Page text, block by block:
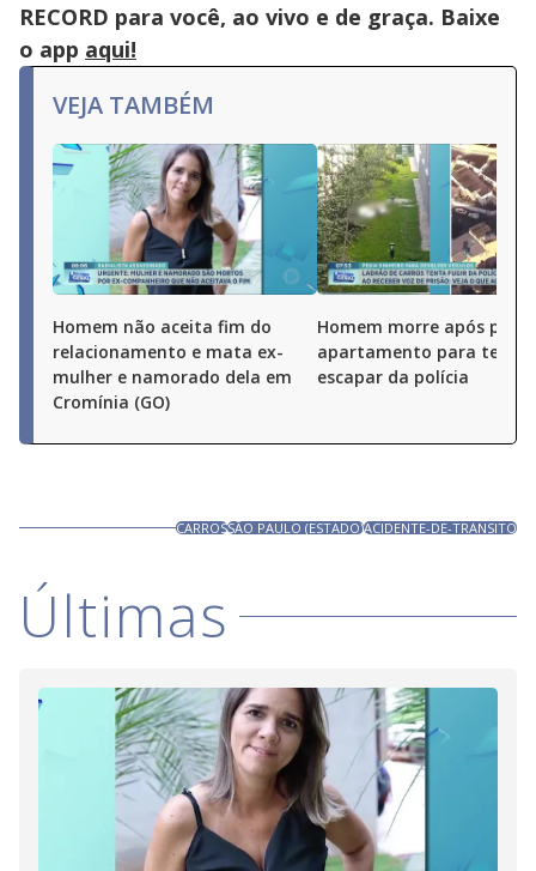
RECORD para você, ao vivo e de graça. Baixe
o app aqui!
VEJA TAMBÉM
Homem não aceita fim do
relacionamento e mata ex-
mulher e namorado dela em
Cromínia (GO)
Homem morre após
apartamento para tentar
escapar da polícia
CARROSSÃO PAULO (ESTADO)ACIDENTE-DE-TRANSITO
Últimas